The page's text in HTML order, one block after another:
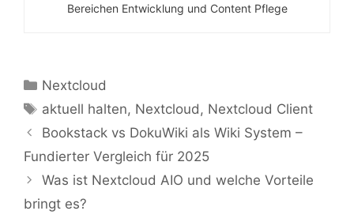
Bereichen Entwicklung und Content Pflege
Kategorien
Nextcloud
Schlagwörter
aktuell halten, Nextcloud , Nextcloud Client
Bookstack vs DokuWiki als Wiki System –
Fundierter Vergleich für 2025
Was ist Nextcloud AIO und welche Vorteile
bringt es?